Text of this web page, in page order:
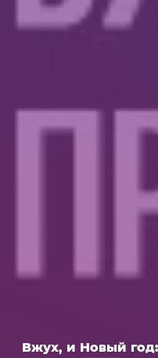
Вжух, и Новый